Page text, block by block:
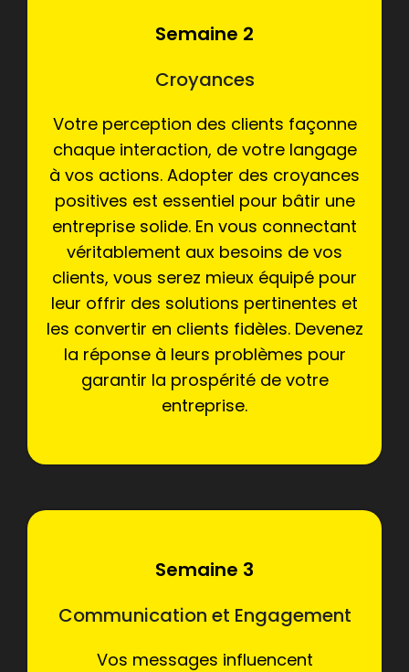
Semaine 2
Croyances
Votre perception des clients façonne
chaque interaction, de votre langage
à vos actions. Adopter des croyances
positives est essentiel pour bâtir une
entreprise solide. En vous connectant
véritablement aux besoins de vos
clients, vous serez mieux équipé pour
leur offrir des solutions pertinentes et
les convertir en clients fidèles. Devenez
la réponse à leurs problèmes pour
garantir la prospérité de votre
entreprise.
Semaine 3
Communication et Engagement
Vos messages influencent